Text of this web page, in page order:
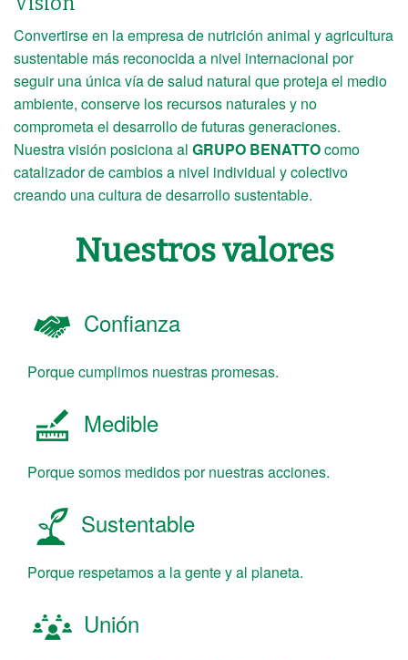
Convertirse en la empresa de nutrición animal y agricultura
sustentable más reconocida a nivel internacional por
seguir una única vía de salud natural que proteja el medio
ambiente, conserve los recursos naturales y no
comprometa el desarrollo de futuras generaciones.
Nuestra visión posiciona al GRUPO BENATTOcomo
catalizador de cambios a nivel individual y colectivo
creando una cultura de desarrollo sustentable.
Nuestros valores
Confianza
Porque cumplimos nuestras promesas.
Medible
Porque somos medidos por nuestras acciones.
Sustentable
Porque respetamos a la gente y al planeta.
Unión